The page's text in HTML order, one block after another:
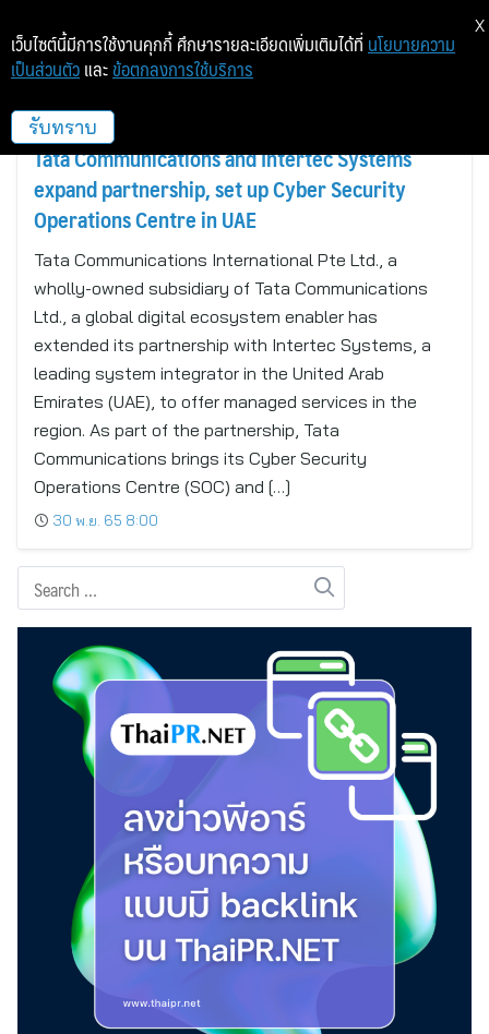
DUBAI, UAE, AND SINGAPORE
Tata Communications and Intertec Systems
expand partnership, set up Cyber Security
Operations Centre in UAE
Tata Communications International Pte Ltd., a
wholly-owned subsidiary of Tata Communications
Ltd., a global digital ecosystem enabler has
extended its partnership with Intertec Systems, a
leading system integrator in the United Arab
Emirates (UAE), to offer managed services in the
region. As part of the partnership, Tata
Communications brings its Cyber Security
Operations Centre (SOC) and […]
30 พ.ย. 65 8:00
เว็บไซต์นี้มีการใช้งานคุกกี้ ศึกษารายละเอียดเพิ่มเติมได้ที่ นโยบายความ
เป็นส่วนตัว และ ข้อตกลงการใช้บริการ
รับทราบ
X